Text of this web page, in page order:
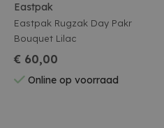
Eastpak
Eastpak Rugzak Day Pakr
Bouquet Lilac
€ 60,00
Online op voorraad